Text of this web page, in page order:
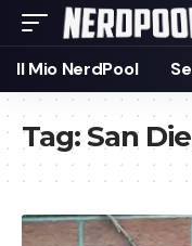
Il Mio NerdPool
Tag:San